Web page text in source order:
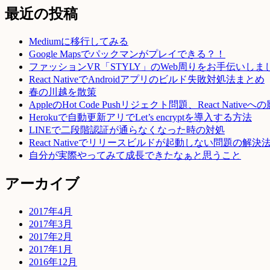
最近の投稿
Mediumに移行してみる
Google Mapsでパックマンがプレイできる？！
ファッションVR「STYLY」のWeb周りをお手伝いしま
React NativeでAndroidアプリのビルド失敗対処法まとめ
春の川越を散策
AppleのHot Code Pushリジェクト問題、React Nativeへの
Herokuで自動更新アリでLet’s encryptを導入する方法
LINEで二段階認証が通らなくなった時の対処
React Nativeでリリースビルドが起動しない問題の解決
自分が実際やってみて成長できたなぁと思うこと
アーカイブ
2017年4月
2017年3月
2017年2月
2017年1月
2016年12月